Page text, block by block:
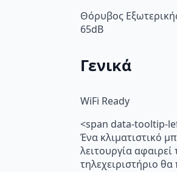
Θόρυβος
65dB
Γενικά
WiFi Ready
<span data-tooltip-
Ένα κλιματιστικό
λειτουργία
τηλεχειριστήριο